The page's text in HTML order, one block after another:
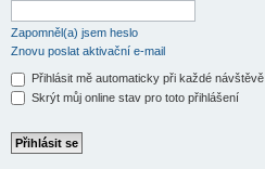
Zapomněl(a) jsem heslo
Znovu poslat aktivační e-mail
Přihlásit mě automaticky při každé návštěvě
Skrýt můj online stav pro toto přihlášení